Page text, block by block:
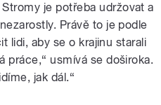
je potřeba udržovat a
Právě to je podle
lidi, aby se o krajinu starali
práce,“ usmívá se doširoka.
jak dál.“